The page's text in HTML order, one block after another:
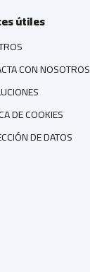
útiles
CON NOSOTROS
DE COOKIES
DE DATOS